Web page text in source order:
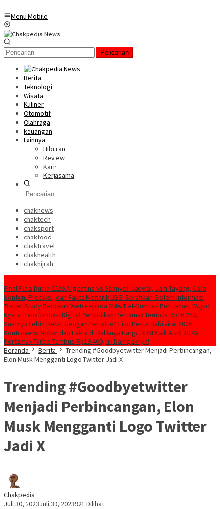
Menu Mobile
Pencarian
Berita
Teknologi
Wisata
Kuliner
Otomotif
Olahraga
keuangan
Lainnya
Hiburan
Review
Karir
Kerjasama
chaknews
chaktech
chaksport
chakfood
chaktravel
chakhealth
chakhijrah
Final Piala Dunia 2026 Argentina vs Spanyol: Jadwal, Jam Tayang, Cara
Nonton, Prediksi, dan Fakta MenarikUBSI Serahkan Sistem Informasi
Tracer Study Berbasis Web kepada SMAIT Al-Mumtaz Pontianak, Wujud
Nyata Transformasi Digital Pendidikan Pertamax Tembus Rp16.250,
Saatnya Lebih Dekat dengan Pertalite? Film Pesta Babi Viral 2026,
Kontroversi Nobar dan Fakta di Baliknya Harga BBM Naik April 2026:
Pertamax Turbo Tembus Rp19.400, Ini Dampaknya!
Beranda
Berita
Trending #Goodbyetwitter Menjadi Perbincangan,
Elon Musk Mengganti Logo Twitter Jadi X
Trending #Goodbyetwitter
Menjadi Perbincangan, Elon
Musk Mengganti Logo Twitter
Jadi X
Chakpedia
Juli 30, 2023Juli 30, 2023921 Dilihat